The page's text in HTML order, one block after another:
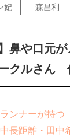
妃 森昌利
】鼻や口元
クルさん
ンナーが持
長距離・田中